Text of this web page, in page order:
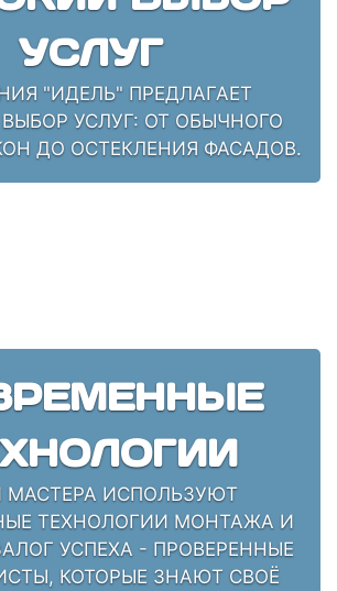
УСЛУГ
"ИДЕЛЬ" ПРЕДЛАГАЕТ
УСЛУГ: ОТ ОБЫЧНОГО
ДО ОСТЕКЛЕНИЯ ФАСАДОВ.
ИСПОЛЬЗУЮТ
ТЕХНОЛОГИИ МОНТАЖА И
УСПЕХА - ПРОВЕРЕННЫЕ
КОТОРЫЕ ЗНАЮТ СВОЁ